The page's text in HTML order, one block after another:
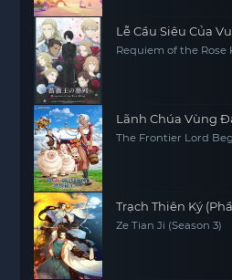
Lễ Cầu Siêu Của
Requiem of the Rose
Lãnh Chúa Vùng
The Frontier Lord
Trạch Thiên Ký
Ze Tian Ji (Season 3)